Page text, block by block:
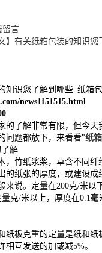
留言
文】有关纸箱包装的知识
知识您了解到哪些_纸箱
news1151515.html
的了解非常有限，但今天
问题都放下，来看看"纸
解
，竹纸浆桨，草含不同纤
的纸张的厚度，或建设成
来说。定量在200克/米以
克/米以上，厚度在0.1
板克重的定量是纸和纸
互发送的加或减5%。